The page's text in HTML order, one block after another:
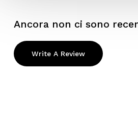
Ancora non ci sono
Write A Review